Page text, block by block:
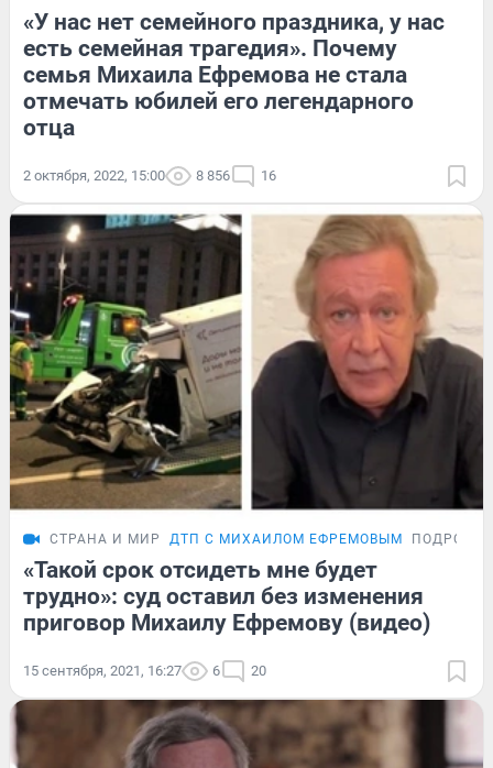
«У нас нет семейного праздника, у нас
есть семейная трагедия». Почему
семья Михаила Ефремова не стала
отмечать юбилей его легендарного
отца
2 октября, 2022, 15:00 8 856 16
СТРАНА И МИР ДТП С МИХАИЛОМ ЕФРЕМОВЫМ
«Такой срок отсидеть мне будет
трудно»: суд оставил без изменения
приговор Михаилу Ефремову (видео)
15 сентября, 2021, 16:27 6 20